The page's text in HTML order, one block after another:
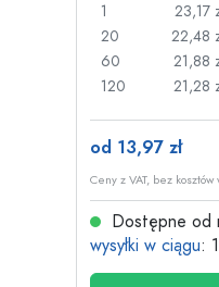
1
23,17
20
22,48
60
21,88
120
21,28
od 13,97 zł
Ceny z VAT, bez kosztów
Dostępne od
wysyłki w ciągu: